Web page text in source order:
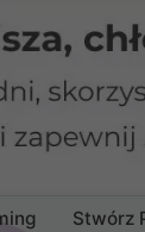
Stwórz